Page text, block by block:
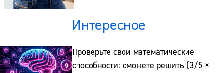
Интересное
Проверьте свои математические
способности: сможете решить (3/5 ×